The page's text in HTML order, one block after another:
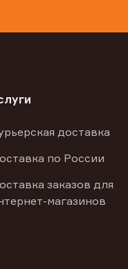
доставка
по России
заказов для
магазинов